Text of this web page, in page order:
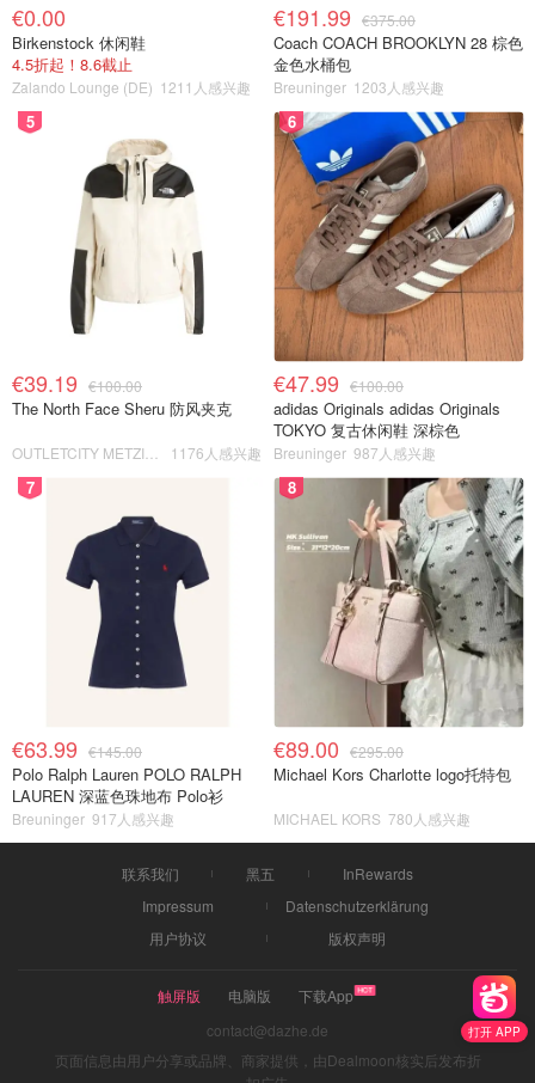
打开 APP
€0.00
Birkenstock 休闲鞋
4.5折起！8.6截止
Zalando Lounge (DE) 1211人感兴趣
€191.99 €375.00
Coach COACH BROOKLYN 28 棕色
金色水桶包
Breuninger 1203人感兴趣
5
€39.19 €100.00
The North Face Sheru 防风夹克
1176人感兴趣
6
€47.99 €100.00
adidas Originals adidas Originals
TOKYO 复古休闲鞋 深棕色
Breuninger 987人感兴趣
7
€63.99 €145.00
Polo Ralph Lauren POLO RALPH
LAUREN 深蓝色珠地布 Polo衫
Breuninger 917人感兴趣
8
€89.00 €295.00
Michael Kors Charlotte logo托特包
MICHAEL KORS 780人感兴趣
联系我们 黑五
InRewards
Impressum
Datenschutzerklärung
用户协议
版权声明
触屏版 电脑版
下载App
contact@dazhe.de
页面信息由用户分享或品牌、商家提供，由Dealmoon核实后发布折